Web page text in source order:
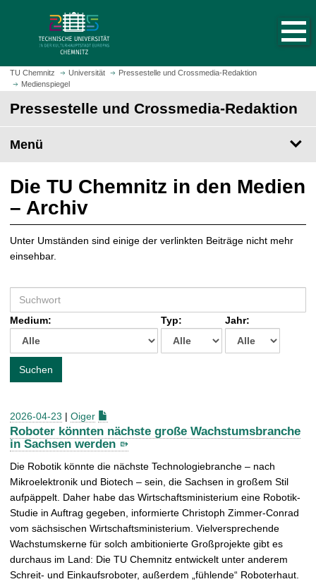
m
H
t
s
i
e
a
u
f
r
u
f
e
TU Chemnitz Universität
Pressestelle und Crossmedia-Redaktion
Medienspiegel
Pressestelle und Crossmedia-Redaktion
Menü
Die TU Chemnitz in den Medien
– Archiv
Unter Umständen sind einige der verlinkten Beiträge nicht mehr
einsehbar.
u
c
e
h
:
Medium: Typ: Jahr:
Suchen
2026-04-23 | Oiger
Roboter könnten nächste große Wachstumsbranche
in Sachsen werden
Die Robotik könnte die nächste Technologiebranche – nach
Mikroelektronik und Biotech – sein, die Sachsen in großem Stil
aufpäppelt. Daher habe das Wirtschaftsministerium eine Robotik-
Studie in Auftrag gegeben, informierte Christoph Zimmer-Conrad
vom sächsischen Wirtschaftsministerium. Vielversprechende
Wachstumskerne für solch ambitionierte Großprojekte gibt es
durchaus im Land: Die TU Chemnitz entwickelt unter anderem
Schreit- und Einkaufsroboter, außerdem „fühlende“ Roboterhaut.